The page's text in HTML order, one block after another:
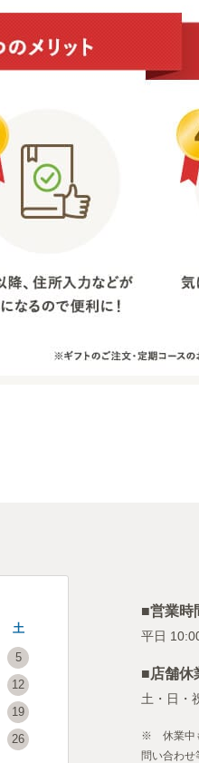
土
5
12
19
26
■営業時
■店舗休
土・日・
※ 休業中
問い合わせ